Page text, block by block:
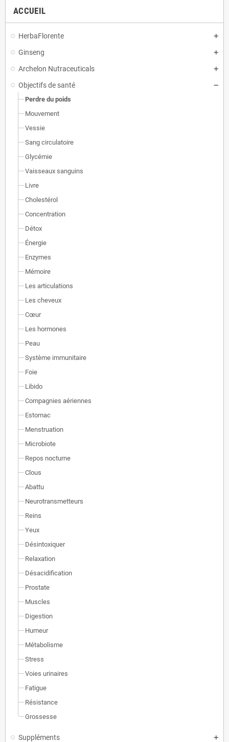
ACCUEIL
HerbaFlorente
Ginseng
Archelon Nutraceuticals
Objectifs de santé
Perdre du poids
Mouvement
Vessie
Sang circulatoire
Glycémie
Vaisseaux sanguins
Livre
Cholestérol
Concentration
Détox
Énergie
Enzymes
Mémoire
Les articulations
Les cheveux
Cœur
Les hormones
Peau
Système immunitaire
Foie
Libido
Compagnies aériennes
Estomac
Menstruation
Microbiote
Repos nocturne
Clous
Abattu
Neurotransmetteurs
Reins
Yeux
Désintoxiquer
Relaxation
Désacidification
Prostate
Muscles
Digestion
Humeur
Métabolisme
Stress
Voies urinaires
Fatigue
Résistance
Grossesse
Suppléments